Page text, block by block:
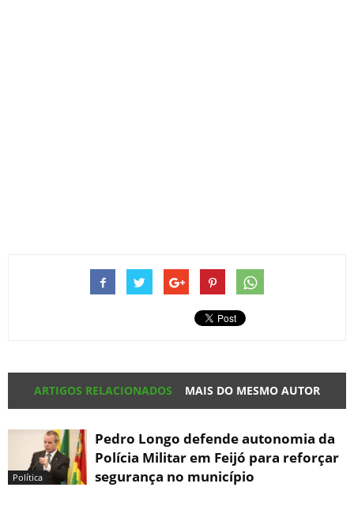
ARTIGOS RELACIONADOS MAIS DO MESMO AUTOR
Política
Pedro Longo defende autonomia da
Polícia Militar em Feijó para reforçar
segurança no município